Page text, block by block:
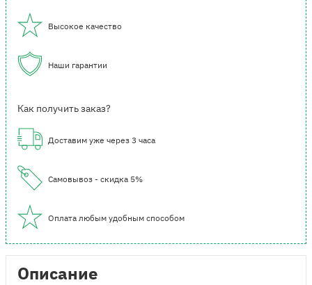
Высокое качество
Наши гарантии
Как получить заказ?
Доставим уже через 3 часа
Самовывоз - скидка 5%
Оплата любым удобным способом
Описание